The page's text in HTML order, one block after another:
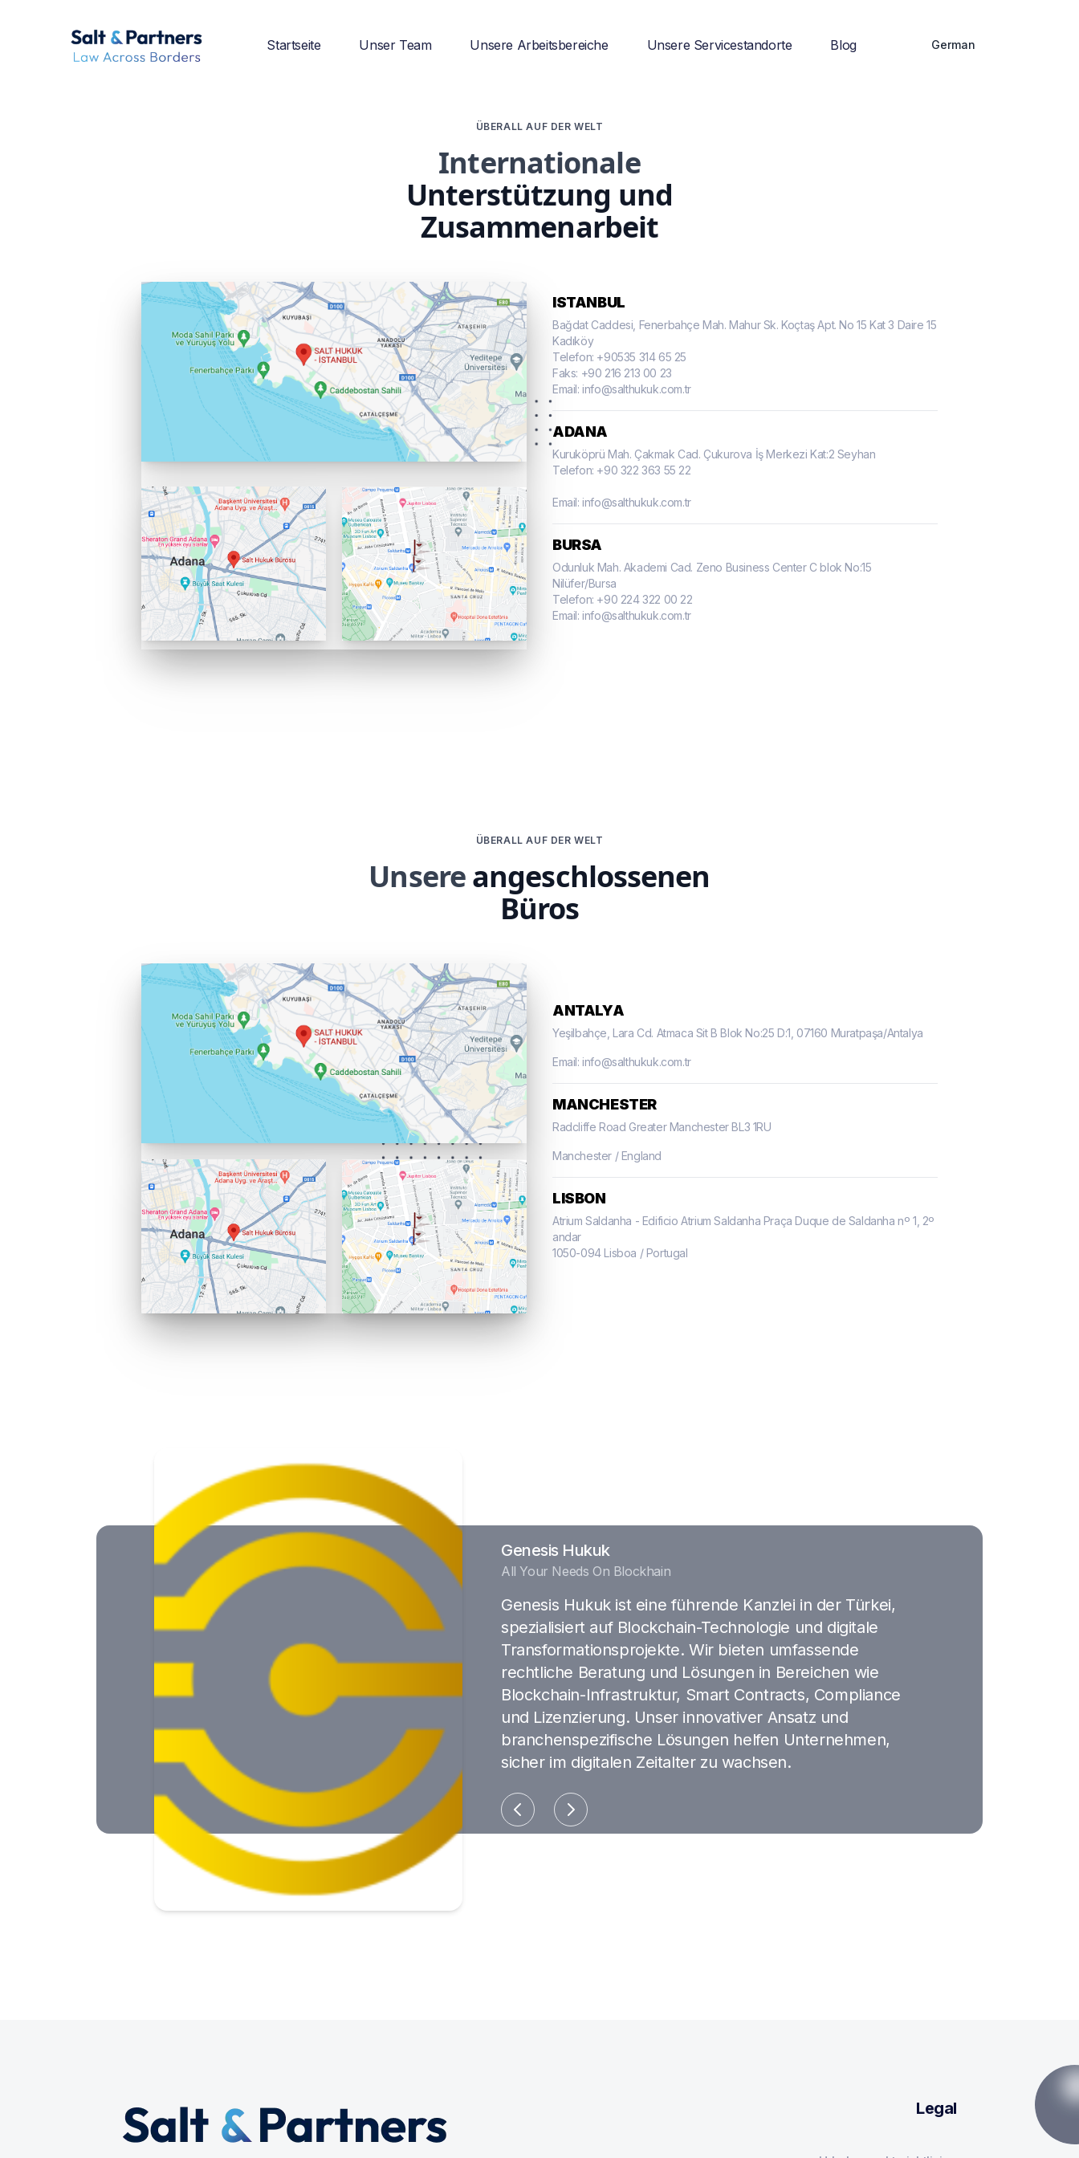
Startseite Unser Team Unsere Arbeitsbereiche Unsere Servicestandorte Blog German
ÜBERALL AUF DER WELT
Internationale
Unterstützung und
Zusammenarbeit
ISTANBUL
Bağdat Caddesi, Fenerbahçe Mah. Mahur Sk. Koçtaş Apt. No 15 Kat 3 Daire 15
Kadıköy
Telefon: +90535 314 65 25
Faks: +90 216 213 00 23
Email: info@salthukuk.com.tr
ADANA
Kuruköprü Mah. Çakmak Cad. Çukurova İş Merkezi Kat:2 Seyhan
Telefon: +90 322 363 55 22
Email: info@salthukuk.com.tr
BURSA
Odunluk Mah. Akademi Cad. Zeno Business Center C blok No:15
Nilüfer/Bursa
Telefon: +90 224 322 00 22
Email: info@salthukuk.com.tr
ÜBERALL AUF DER WELT
Unsereangeschlossenen
Büros
ANTALYA
Yeşilbahçe, Lara Cd. Atmaca Sit B Blok No:25 D:1, 07160 Muratpaşa/Antalya
Email: info@salthukuk.com.tr
MANCHESTER
Radcliffe Road Greater Manchester BL3 1RU
Manchester / England
LISBON
Atrium Saldanha - Edificio Atrium Saldanha Praça Duque de Saldanha nº 1, 2º
andar
1050-094 Lisboa / Portugal
Genesis Hukuk
All Your Needs On Blockhain
Genesis Hukuk ist eine führende Kanzlei in der Türkei,
spezialisiert auf Blockchain-Technologie und digitale
Transformationsprojekte. Wir bieten umfassende
rechtliche Beratung und Lösungen in Bereichen wie
Blockchain-Infrastruktur, Smart Contracts, Compliance
und Lizenzierung. Unser innovativer Ansatz und
branchenspezifische Lösungen helfen Unternehmen,
sicher im digitalen Zeitalter zu wachsen.
Legal